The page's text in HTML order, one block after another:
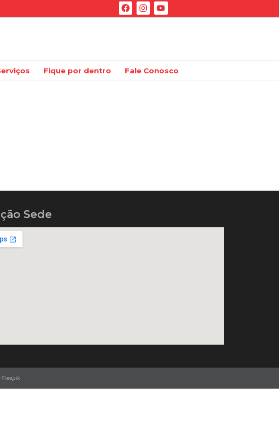
Fique por dentro Fale Conosco
Sede
Freepik